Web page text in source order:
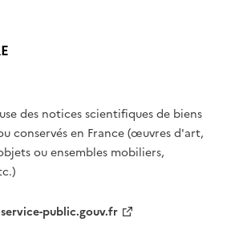
des notices scientifiques de biens
conservés en France (œuvres d'art,
ou ensembles mobiliers,
service-public.gouv.fr